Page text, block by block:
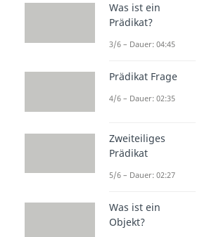
Nach Beantwortung
Studyflix zu verbessern.
Was ist ein
Prädikat?
3/6 – Dauer: 04:45
Prädikat Frage
4/6 – Dauer: 02:35
Zweiteiliges
Prädikat
5/6 – Dauer: 02:27
Was ist ein
Objekt?